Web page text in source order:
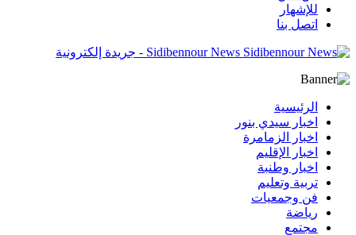
للإشهار
اتصل بنا
Sidibennour News - جريدة إلكترونية
الرئيسية
اخبار سيدي بنور
اخبار الزمامرة
اخبار الإقليم
اخبار وطنبة
تربية وتعليم
فن وجمعيات
رياضة
مجتمع